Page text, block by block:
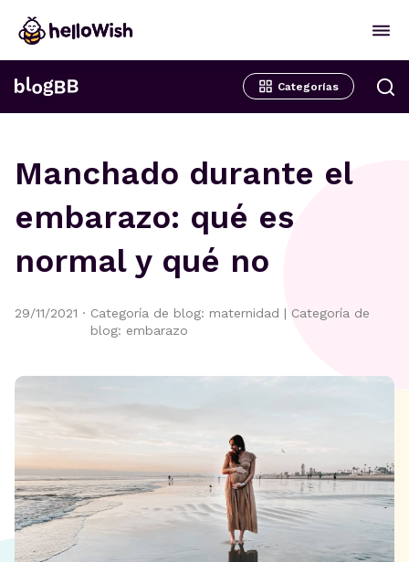
Categorías
Manchado durante el
embarazo: qué es
normal y qué no
29/11/2021 · Categoría de blog: maternidad | Categoría de
blog: embarazo